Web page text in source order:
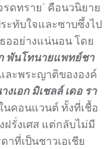
รดทราย” คือนวนิยาย
ะทับใจและซาบซึ้งไป
ออย่างแน่นอน โดย
พันโทนายแพทย์ชา
ละพระญาติขององค์
งเอก มิเชลล์ เดอ รา
คอนแวนต์ ทั้งที่เชื้อ
ฝรั่งเศส แต่กลับไม่มี
าที่เป็นชาวเอเชีย